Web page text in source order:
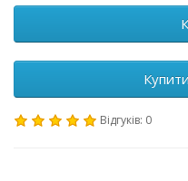
Відгуків: 0